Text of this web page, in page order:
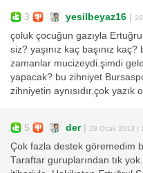
3 yesilbeyaz16 |
çoluk çocuğun gazıyla
siz? yaşınız kaç başınız
zamanlar mucizeydi.şimdi
yapacak? bu zihniyet
zihniyetin aynısıdır.çok yazık
5 der| 28 Ocak 2013 |
Çok fazla destek göremedim
Taraftar guruplarından tık